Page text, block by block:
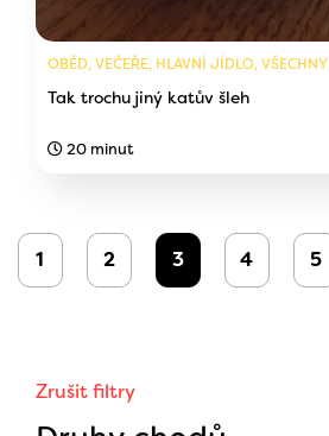
Zrušit filtry
OBĚD, VEČEŘE, HLAVNÍ JÍDLO, VŠECHNY
Tak trochu jiný katův šleh
20 minut
1 2 3 4 5